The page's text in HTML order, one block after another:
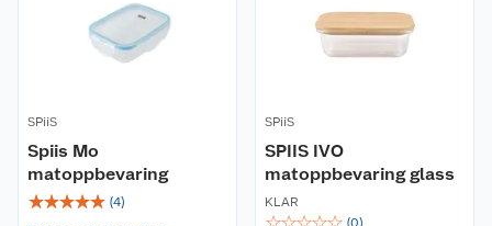
SPiiS
Spiis Mo
matoppbevaring
☆☆☆☆☆ (4)
SPiiS
SPIIS IVO
matoppbevaring glass
KLAR
(0)